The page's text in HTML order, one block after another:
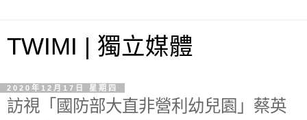
TWIMI | 獨立媒體
2020年12月17日 星期四
訪視「國防部大直非營利幼兒園」蔡英